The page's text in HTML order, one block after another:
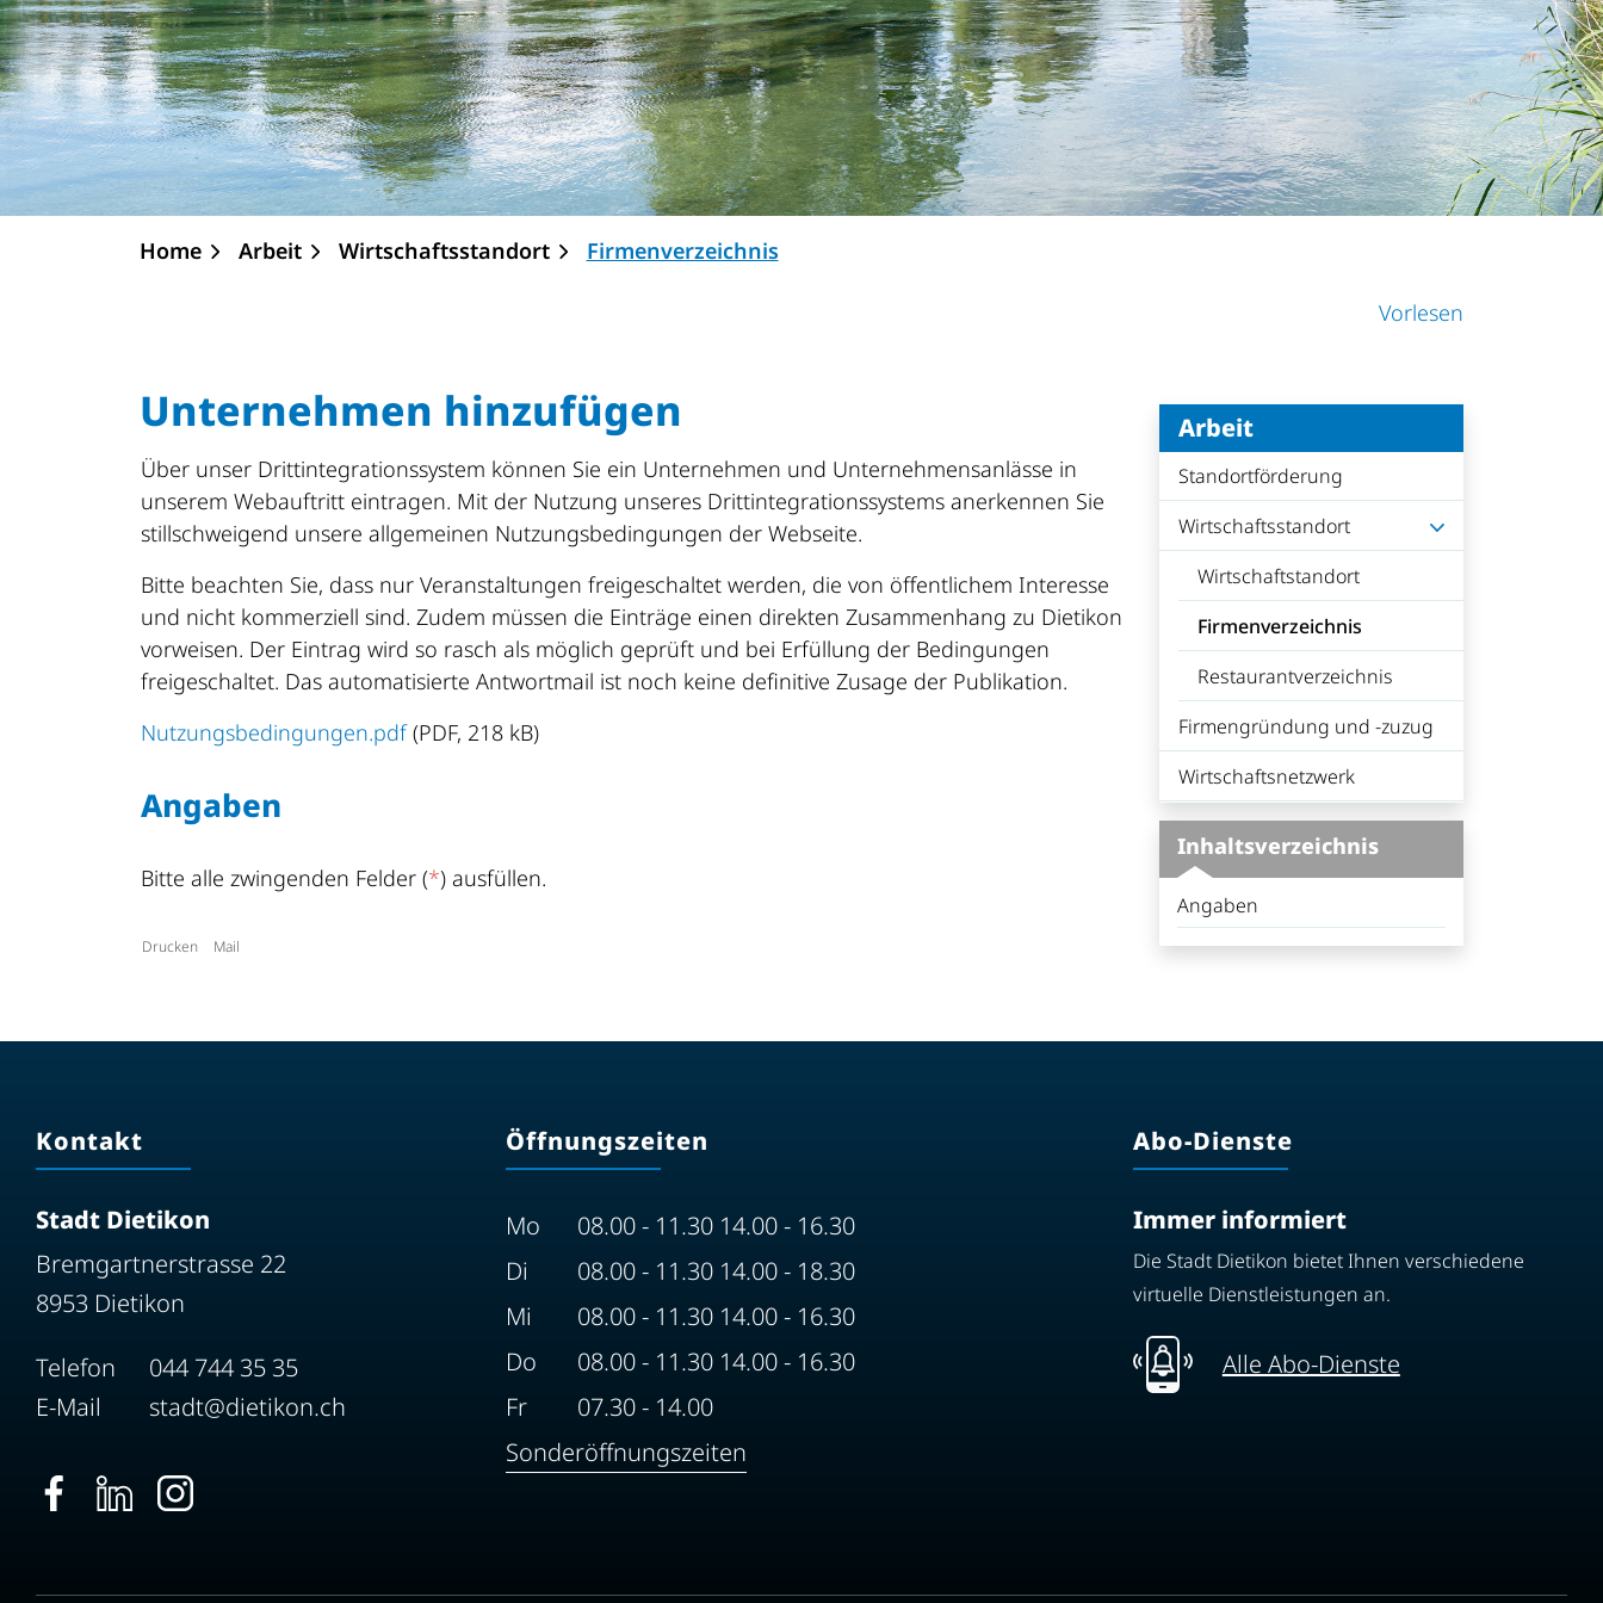
Home Arbeit Wirtschaftsstandort Firmenverzeichnis(ausgewählt)
Vorlesen
Arbeit
Standortförderung
Wirtschaftsstandort
Wirtschaftstandort
Firmenverzeichnis
Restaurantverzeichnis
Firmengründung und -zuzug
Wirtschaftsnetzwerk
Inhaltsverzeichnis
Angaben
Unternehmen hinzufügen
Über unser Drittintegrationssystem können Sie ein Unternehmen und Unternehmensanlässe in
unserem Webauftritt eintragen. Mit der Nutzung unseres Drittintegrationssystems anerkennen Sie
stillschweigend unsere allgemeinen Nutzungsbedingungen der Webseite.
Bitte beachten Sie, dass nur Veranstaltungen freigeschaltet werden, die von öffentlichem Interesse
und nicht kommerziell sind. Zudem müssen die Einträge einen direkten Zusammenhang zu Dietikon
vorweisen. Der Eintrag wird so rasch als möglich geprüft und bei Erfüllung der Bedingungen
freigeschaltet. Das automatisierte Antwortmail ist noch keine definitive Zusage der Publikation.
Nutzungsbedingungen.pdf (PDF, 218 kB)
Angaben
Bitte alle zwingenden Felder (*) ausfüllen.
Drucken Mail
Kontakt
Stadt Dietikon
Bremgartnerstrasse 22
8953 Dietikon
Telefon
044 744 35 35
E-Mail
stadt@dietikon.ch
Öffnungszeiten
Mo
08.00 - 11.30 14.00 - 16.30
Di
08.00 - 11.30 14.00 - 18.30
Mi
08.00 - 11.30 14.00 - 16.30
Do
08.00 - 11.30 14.00 - 16.30
Fr
07.30 - 14.00
Sonderöffnungszeiten
Abo-Dienste
Immer informiert
Die Stadt Dietikon bietet Ihnen verschiedene
virtuelle Dienstleistungen an.
Alle Abo-Dienste